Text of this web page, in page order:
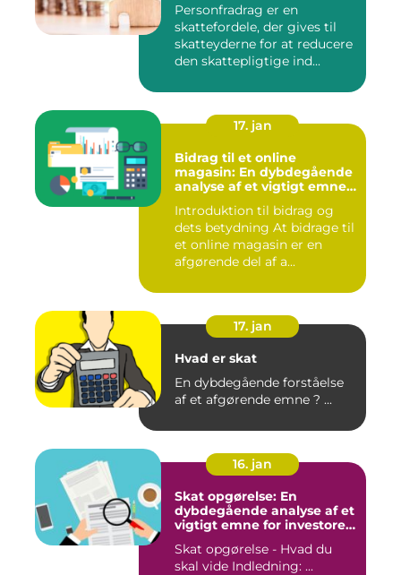
Personfradrag er en
skattefordele, der gives til
skatteyderne for at reducere
den skattepligtige ind...
17. jan
Bidrag til et online
magasin: En dybdegående
analyse af et vigtigt emne
Introduktion til bidrag og
dets betydning At bidrage til
et online magasin er en
afgørende del af a...
17. jan
Hvad er skat
En dybdegående forståelse
af et afgørende emne ? ...
16. jan
Skat opgørelse: En
dybdegående analyse af et
vigtigt emne for investorer
Skat opgørelse - Hvad du
skal vide Indledning: ...